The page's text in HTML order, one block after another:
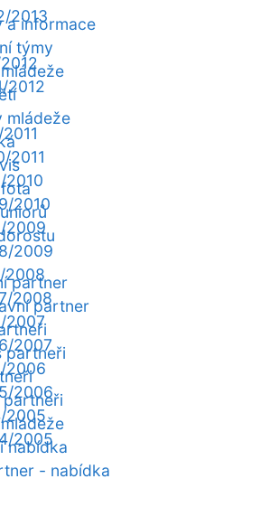
a informace
týmy
mládeže
partner
partner
partneři
partneři
nabídka
- nabídka
2013
2012
2011
2010
2010
2009
2009
2008
2008
2007
2007
2006
2006
2005
2005